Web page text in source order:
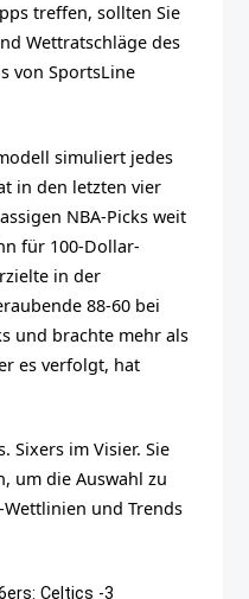
treffen, sollten Sie
Wettratschläge des
von SportsLine
simuliert jedes
in den letzten vier
NBA-Picks weit
für 100-Dollar-
in der
88-60 bei
und brachte mehr als
es verfolgt, hat
Sixers im Visier. Sie
um die Auswahl zu
und Trends
Celtics -3